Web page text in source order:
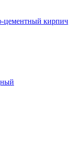
цементный кирпич